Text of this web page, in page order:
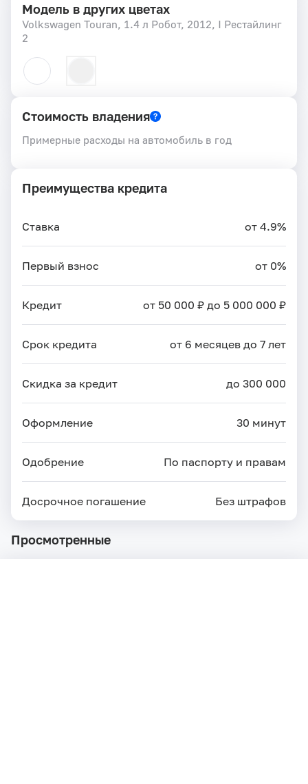
Модель в других цветах
Volkswagen Touran, 1.4 л Робот, 2012, I Рестайлинг
2
Стоимость владения
Примерные расходы на автомобиль в год
Преимущества кредита
Ставка от 4.9%
Первый взнос от 0%
Кредит от 50 000 ₽ до 5 000 000 ₽
Срок кредита от 6 месяцев до 7 лет
Скидка за кредит до 300 000
Оформление 30 минут
Одобрение По паспорту и правам
Досрочное погашение Без штрафов
Просмотренные